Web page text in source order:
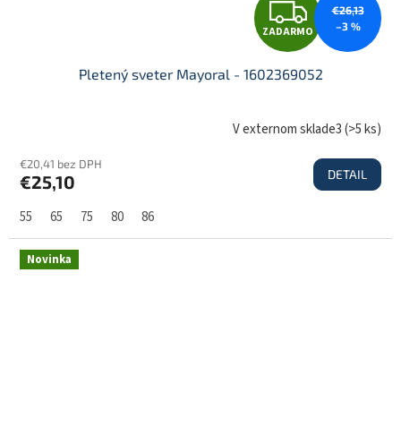
Z
A
D
A
R
ZADARMO
€26,13
–3 %
Pletený sveter Mayoral - 1602369052
V externom sklade3(>5 ks)
€20,41 bez DPH
€25,10 DETAIL
55 65 75 80 86
Novinka